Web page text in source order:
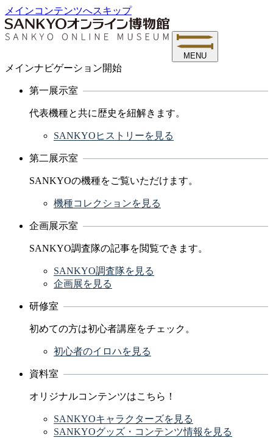
メインコンテンツへスキップ
MENU
メインナビゲーション開始
第一展示室
代表機種と共に歴史を紐解きます。
SANKYOヒストリーを見る
第二展示室
SANKYOの機種をご覧いただけます。
機種コレクションを見る
企画展示室
SANKYO調査隊の記事を閲覧できます。
SANKYO調査隊を見る
企画展を見る
研修室
初めての方は初心者講座をチェック。
初心者のイロハを見る
資料室
オリジナルコンテンツはこちら！
SANKYOキャラクターズを見る
SANKYOグッズ・コンテンツ情報を見る